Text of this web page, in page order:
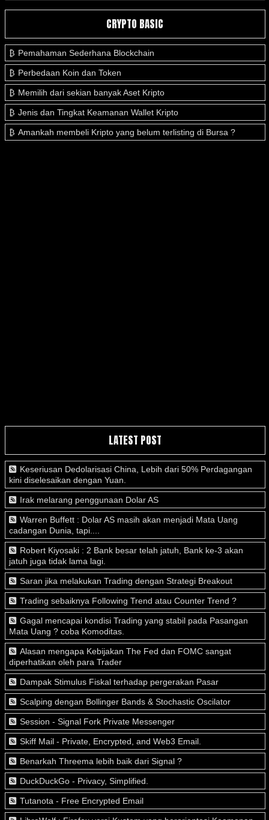
CRYPTO BASIC
Pemahaman Sederhana Blockchain
Perbedaan Koin dan Token
Memilih dari sekian banyak Aset Kripto
Jenis dan Tingkat Keamanan Wallet Kripto
Amankah membeli Kripto yang belum terlisting di Bursa ?
LATEST POST
Keseriusan Dedolarisasi China, Lebih dari 50% Perdagangan
kini diselesaikan dengan Yuan.
Irak melarang penggunaan Dolar AS
Warren Buffett : Dolar AS masih akan menjadi Mata Uang
cadangan Dunia, tapi....
Robert Kiyosaki : 2 Bank besar telah jatuh, Bank ke-3 akan
jatuh juga tidak lama lagi.
Saran jika melakukan Trading dengan Strategi Breakout
Trading sebaiknya Following Trend atau Counter Trend ?
Gagal mencapai kondisi Trading yang stabil pada Pasangan
Mata Uang ? coba Komoditas.
Alasan mengapa Kebijakan The Fed dan FOMC sangat
diperhatikan oleh para Trader
Dampak Stimulus Fiskal terhadap pergerakan Pasar
Scalping dengan Bollinger Bands & Stochastic Oscilator
Session - Signal Fork Private Messenger
Skiff Mail - Private, Encrypted, and Web3 Email.
Benarkah Threema lebih baik dari Signal ?
DuckDuckGo - Privacy, Simplified.
Tutanota - Free Encrypted Email